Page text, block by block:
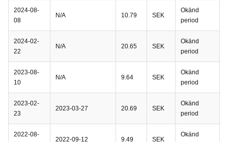
2024-08-
08
N/A 10.79 SEK
Okänd
period
2024-02-
22
N/A 20.65 SEK
Okänd
period
2023-08-
10
N/A 9.64 SEK
Okänd
period
2023-02-
23
2023-03-27 20.69 SEK
Okänd
period
2022-08-
2022-09-12 9.49 SEK
Okänd